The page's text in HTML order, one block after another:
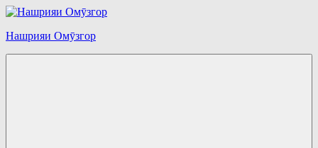
Перейти
содержимому
Нашрияи Омӯзгор